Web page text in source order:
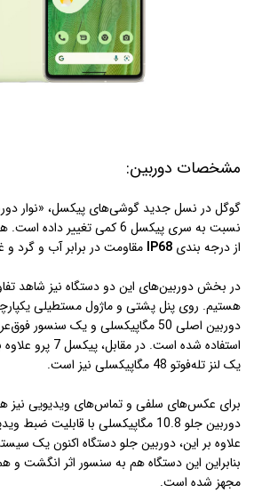
مشخصات دوربین:
گوگل در نسل جدید گوشی‌های پیکسل، «نوار
نسبت به سری پیکسل 6 کمی تغییر
از درجه بندی IP68 مقاومت در برابر آب و گرد و
در بخش دوربین‌های این دو دستگاه نیز شاهد
استفاده شده است. در
یک لنز تله‌فوتو 48 مگاپیکسلی نیز است.
برای عکس‌های سلفی و تماس‌های ویدیویی نیز
علاوه بر این، دوربین جلو دستگاه اکنون یک
بنابراین این دستگاه هم به سنسور اثر انگشت
مجهز شده است.